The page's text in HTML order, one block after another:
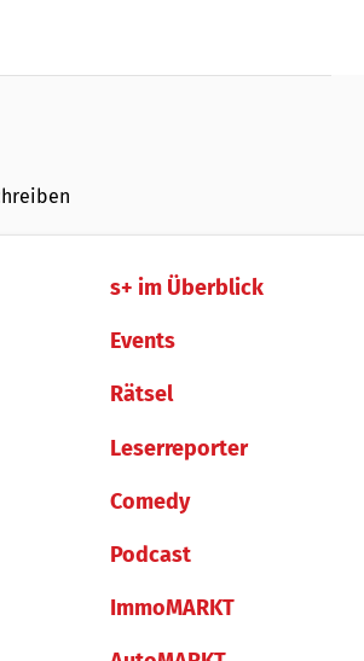
s+ im Überblick
Events
Rätsel
Leserreporter
Comedy
Podcast
ImmoMARKT